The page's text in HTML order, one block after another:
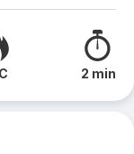
2 min